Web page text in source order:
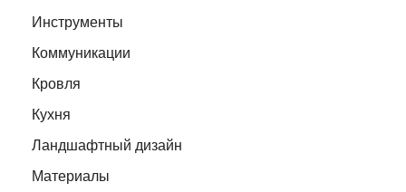
Инструменты
Коммуникации
Кровля
Кухня
Ландшафтный дизайн
Материалы